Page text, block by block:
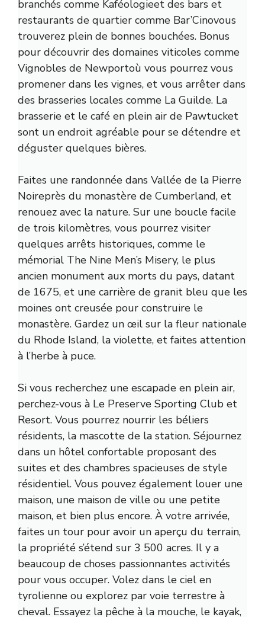
branchés comme Kaféologieet des bars et
restaurants de quartier comme Bar’Cinovous
trouverez plein de bonnes bouchées. Bonus
pour découvrir des domaines viticoles comme
Vignobles de Newportoù vous pourrez vous
promener dans les vignes, et vous arrêter dans
des brasseries locales comme La Guilde. La
brasserie et le café en plein air de Pawtucket
sont un endroit agréable pour se détendre et
déguster quelques bières.
Faites une randonnée dans Vallée de la Pierre
Noireprès du monastère de Cumberland, et
renouez avec la nature. Sur une boucle facile
de trois kilomètres, vous pourrez visiter
quelques arrêts historiques, comme le
mémorial The Nine Men’s Misery, le plus
ancien monument aux morts du pays, datant
de 1675, et une carrière de granit bleu que les
moines ont creusée pour construire le
monastère. Gardez un œil sur la fleur nationale
du Rhode Island, la violette, et faites attention
à l’herbe à puce.
Si vous recherchez une escapade en plein air,
perchez-vous à Le Preserve Sporting Club et
Resort. Vous pourrez nourrir les béliers
résidents, la mascotte de la station. Séjournez
dans un hôtel confortable proposant des
suites et des chambres spacieuses de style
résidentiel. Vous pouvez également louer une
maison, une maison de ville ou une petite
maison, et bien plus encore. À votre arrivée,
faites un tour pour avoir un aperçu du terrain,
la propriété s’étend sur 3 500 acres. Il y a
beaucoup de choses passionnantes activités
pour vous occuper. Volez dans le ciel en
tyrolienne ou explorez par voie terrestre à
cheval. Essayez la pêche à la mouche, le kayak,